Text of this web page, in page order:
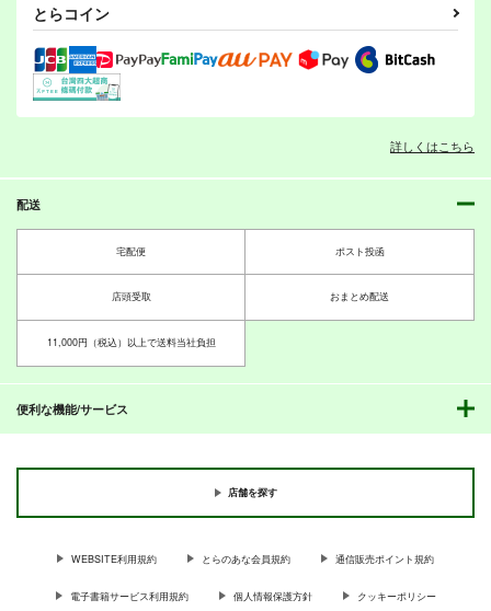
PI-20
ぱるくす
330 （税込）
THE IDOLM@STER MILLION LIVE!
北沢志保
最上静香
田中琴葉
ぱるくす
330 （税込）
北沢志保
最上静香
330円（税込）
七尾百合子×望月杏奈
とらコイン
詳しくはこちら
配送
宅配便 ポスト投函
店頭受取 おまとめ配送
11,000円（税込）以上で送料当社負担
便利な機能/サービス
店舗を探す
WEBSITE利用規約 とらのあな会員規約 通信販売ポイント規約
電子書籍サービス利用規約 個人情報保護方針 クッキーポリシー